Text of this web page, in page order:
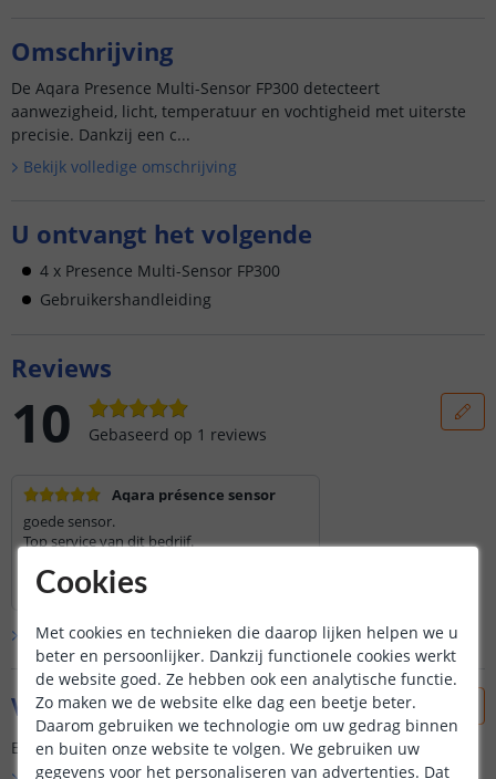
Omschrijving
De Aqara Presence Multi-Sensor FP300 detecteert
aanwezigheid, licht, temperatuur en vochtigheid met uiterste
precisie. Dankzij een c...
Bekijk volledige omschrijving
U ontvangt het volgende
4 x Presence Multi-Sensor FP300
Gebruikershandleiding
Reviews
10 Gebaseerd op 1 reviews
Aqara présence sensor
goede sensor.
Top service van dit bedrijf.
Lees hele review
Philip|30 juni 2026
Bekijk alle 1 reviews
Vraag & antwoord
Er is nog geen vraag gesteld over dit product.
Cookies
Met cookies en technieken die daarop lijken helpen we u
beter en persoonlijker. Dankzij functionele cookies werkt
de website goed. Ze hebben ook een analytische functie.
Zo maken we de website elke dag een beetje beter.
Daarom gebruiken we technologie om uw gedrag binnen
en buiten onze website te volgen. We gebruiken uw
gegevens voor het personaliseren van advertenties. Dat